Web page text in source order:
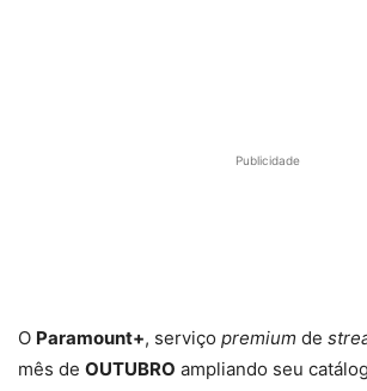
Publicidade
O Paramount+, serviço premium de
mês de OUTUBRO ampliando seu